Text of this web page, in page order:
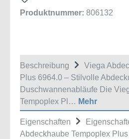
Produktnummer: 806132
Beschreibung
Viega
Plus 6964.0 – Stilvolle
Duschwannenabläufe Die
Tempoplex Pl… Mehr
Eigenschaften
Abdeckhaube Tempoplex